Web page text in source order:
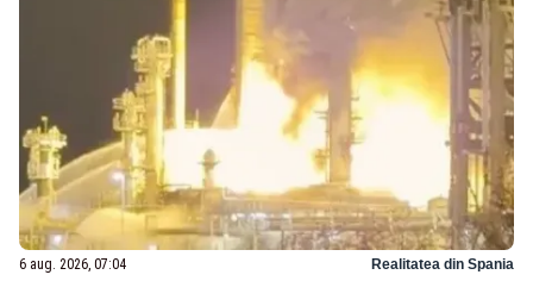
6 aug. 2026, 07:04 Realitatea din Spania